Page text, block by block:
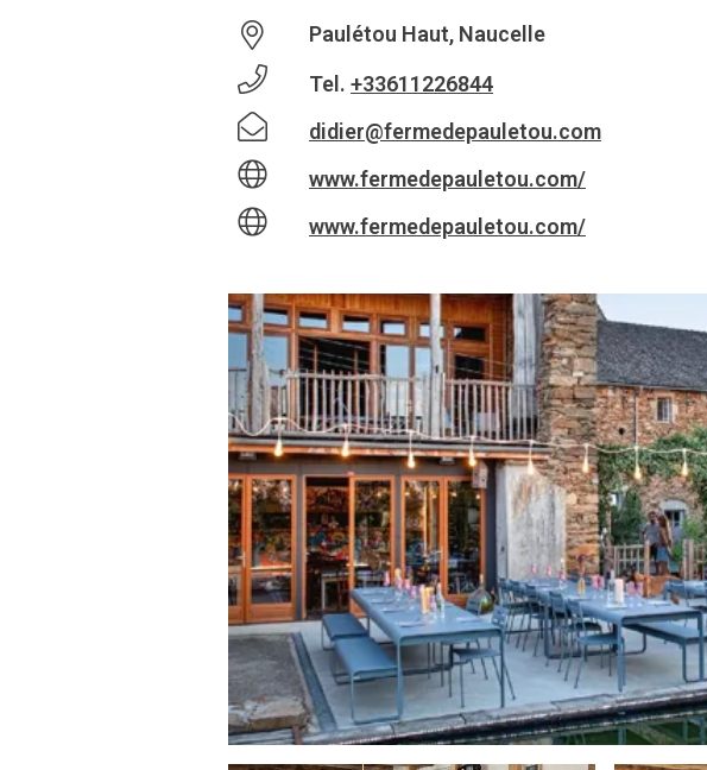
Paulétou Haut, Naucelle
Tel. +33611226844
didier@fermedepauletou.com
www.fermedepauletou.com/
www.fermedepauletou.com/